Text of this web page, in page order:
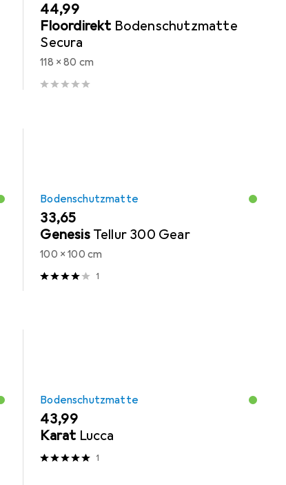
EUR
44,99
Floordirekt Bodenschutzmatte
Secura
118 x 80 cm
Bodenschutzmatte
EUR
33,65
Genesis Tellur 300 Gear
100 x 100 cm
1
Bodenschutzmatte
EUR
43,99
Karat Lucca
1